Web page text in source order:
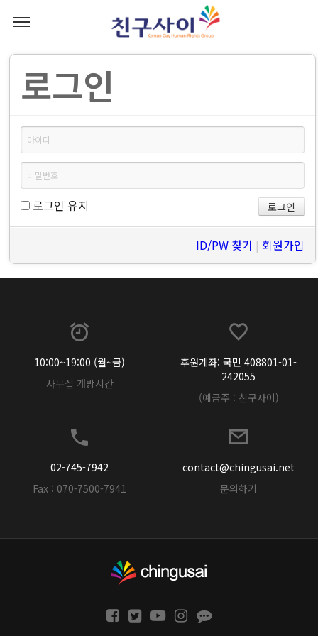
로그인
로그인 유지
ID/PW 찾기 | 회원가입
10:00~19:00 (월~금)
사무실 개방시간
후원계좌: 국민 408801-01-
242055
(예금주 : 친구사이)
02-745-7942
Fax : 070-7500-7941
contact@chingusai.net
문의하기